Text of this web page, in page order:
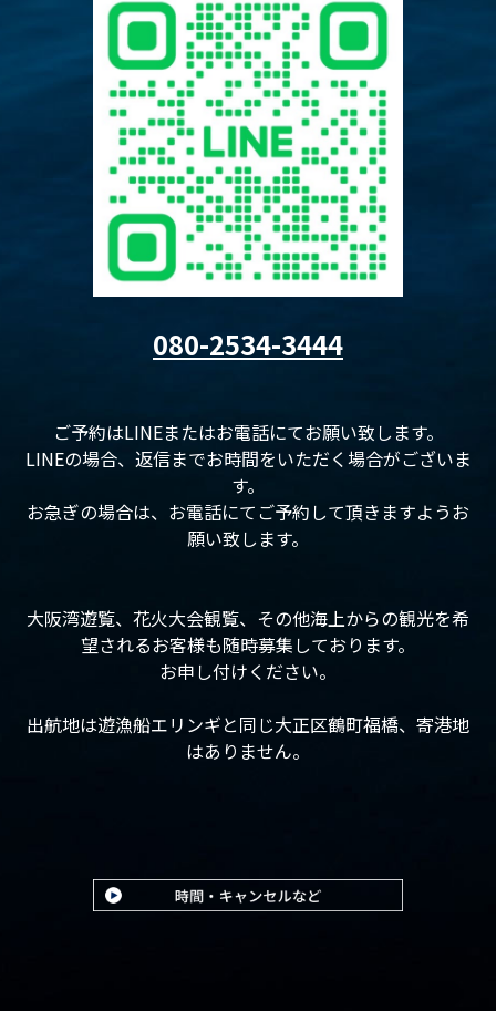
080-2534-3444
ご予約はLINEまたはお電話にてお願い致します。
LINEの場合、返信までお時間をいただく場合がございま
す。
お急ぎの場合は、お電話にてご予約して頂きますようお
願い致します。
大阪湾遊覧、花火大会観覧、その他海上からの観光を希
望されるお客様も随時募集しております。
お申し付けください。
出航地は遊漁船エリンギと同じ大正区鶴町福橋、寄港地
はありません。